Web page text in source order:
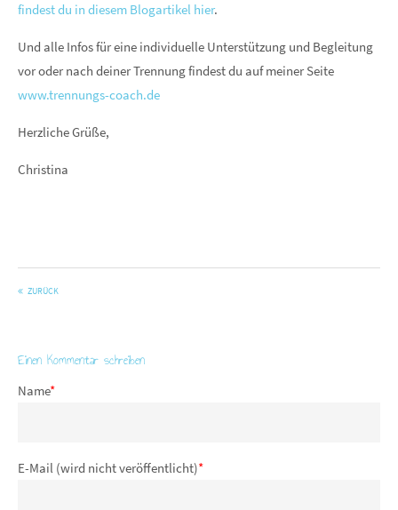
findest du in diesem Blogartikel hier.
Und alle Infos für eine individuelle Unterstützung und Begleitung
vor oder nach deiner Trennung findest du auf meiner Seite
www.trennungs-coach.de
Herzliche Grüße,
Christina
ZURÜCK
Einen Kommentar schreiben
Name*
E-Mail (wird nicht veröffentlicht)*